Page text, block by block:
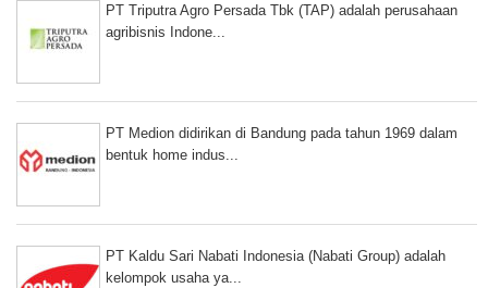
PT Triputra Agro Persada Tbk (TAP) adalah perusahaan
agribisnis Indone...
PT Medion didirikan di Bandung pada tahun 1969 dalam
bentuk home indus...
PT Kaldu Sari Nabati Indonesia (Nabati Group) adalah
kelompok usaha ya...